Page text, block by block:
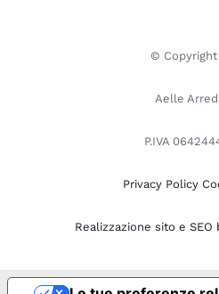
©
Aelle
P.IVA
Privacy Policy
Realizzazione sito e SEO